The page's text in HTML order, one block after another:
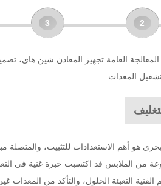
2
3
العامة تجهيز المعادن شين هاي،
المعدات.
هو أهم الاستعدادات للتثبيت،
شين هاي في 20 مجموعة من الملابس قد اكتسبت
الفنية التعبئة الحلول، والتأكد من